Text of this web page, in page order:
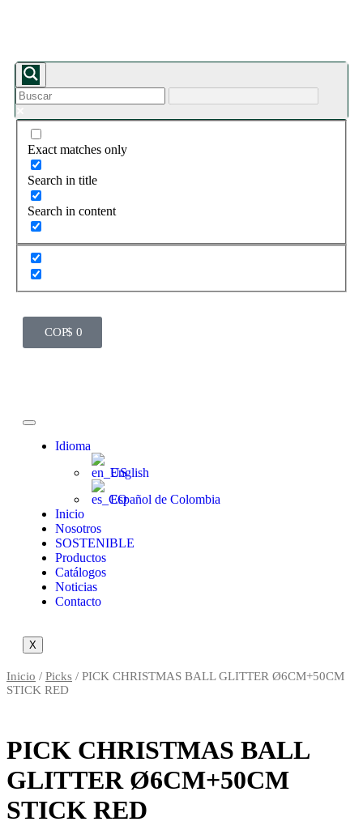
Exact matches only
Search in title
Search in content
$ 0
Idioma
English
Español de Colombia
Inicio
Nosotros
SOSTENIBLE
Productos
Catálogos
Noticias
Contacto
X
Inicio / Picks / PICK CHRISTMAS BALL GLITTER Ø6CM+50CM
STICK RED
PICK CHRISTMAS BALL
GLITTER Ø6CM+50CM
STICK RED